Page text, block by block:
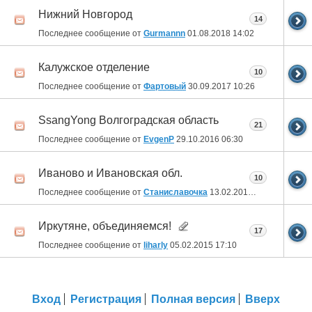
Нижний Новгород
Последнее сообщение от Gurmannn 01.08.2018 14:02
14
Калужское отделение
Последнее сообщение от Фартовый 30.09.2017 10:26
10
SsangYong Волгоградская область
Последнее сообщение от EvgenP 29.10.2016 06:30
21
Иваново и Ивановская обл.
Последнее сообщение от Станиславочка 13.02.2015
10
Иркутяне, объединяемся!
Последнее сообщение от liharly 05.02.2015 17:10
17
Вход Регистрация Полная версия Вверх